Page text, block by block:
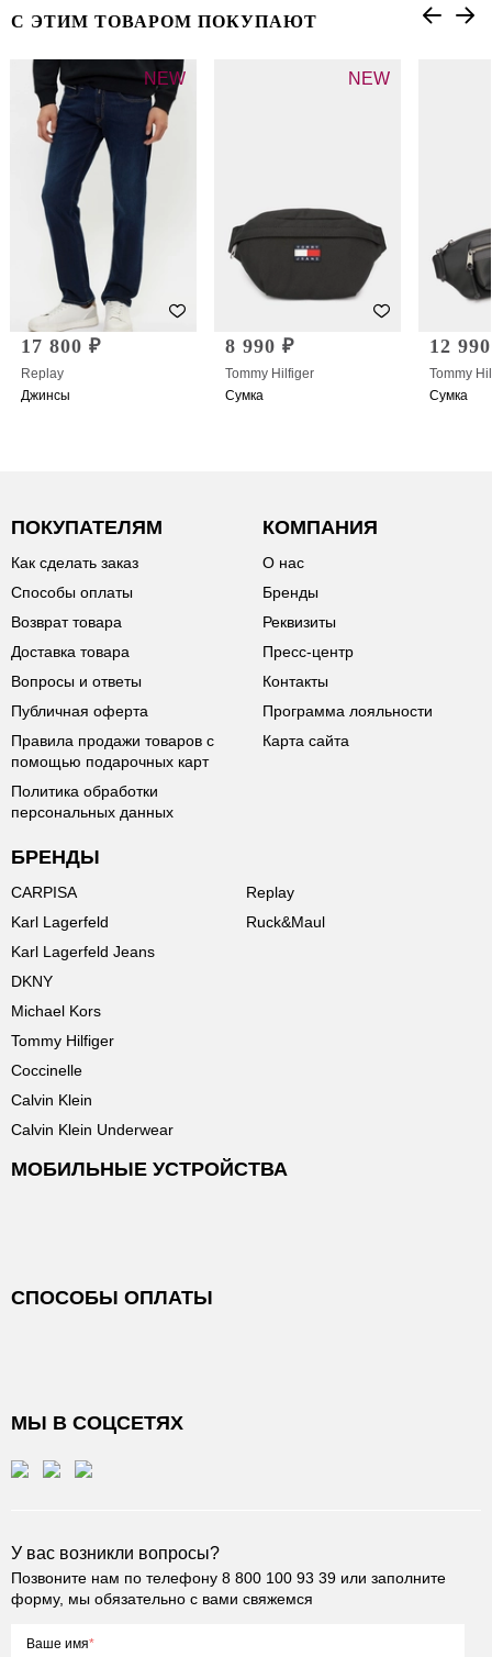
С ЭТИМ ТОВАРОМ ПОКУПАЮТ
NEW
17 800 ₽
Replay
Джинсы
NEW
8 990 ₽
Tommy Hilfiger
Сумка
12
Tommy
Сумка
ПОКУПАТЕЛЯМ
Как сделать заказ
Способы оплаты
Возврат товара
Доставка товара
Вопросы и ответы
Публичная оферта
Правила продажи товаров с
помощью подарочных карт
Политика обработки
персональных данных
КОМПАНИЯ
О нас
Бренды
Реквизиты
Пресс-центр
Контакты
Программа лояльности
Карта сайта
БРЕНДЫ
CARPISA
Karl Lagerfeld
Karl Lagerfeld Jeans
DKNY
Michael Kors
Tommy Hilfiger
Coccinelle
Calvin Klein
Calvin Klein Underwear
Replay
Ruck&Maul
МОБИЛЬНЫЕ УСТРОЙСТВА
СПОСОБЫ ОПЛАТЫ
МЫ В СОЦСЕТЯХ
У вас возникли вопросы?
Позвоните нам по телефону 8 800 100 93 39 или заполните
форму, мы обязательно с вами свяжемся
Ваше имя